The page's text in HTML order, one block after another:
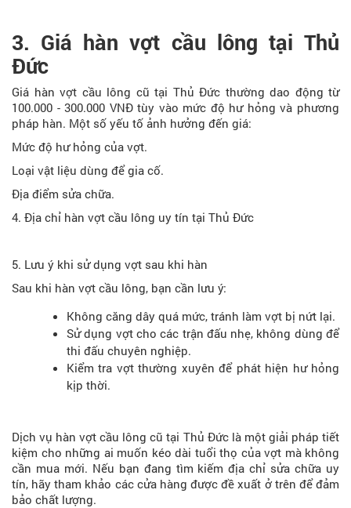
3. Giá hàn vợt cầu lông tại Thủ
Đức
Giá hàn vợt cầu lông cũ tại Thủ Đức thường dao động từ
100.000 - 300.000 VNĐ tùy vào mức độ hư hỏng và phương
pháp hàn. Một số yếu tố ảnh hưởng đến giá:
Mức độ hư hỏng của vợt.
Loại vật liệu dùng để gia cố.
Địa điểm sửa chữa.
4. Địa chỉ hàn vợt cầu lông uy tín tại Thủ Đức
5. Lưu ý khi sử dụng vợt sau khi hàn
Sau khi hàn vợt cầu lông, bạn cần lưu ý:
Không căng dây quá mức, tránh làm vợt bị nứt lại.
Sử dụng vợt cho các trận đấu nhẹ, không dùng để
thi đấu chuyên nghiệp.
Kiểm tra vợt thường xuyên để phát hiện hư hỏng
kịp thời.
Dịch vụ hàn vợt cầu lông cũ tại Thủ Đức là một giải pháp tiết
kiệm cho những ai muốn kéo dài tuổi thọ của vợt mà không
cần mua mới. Nếu bạn đang tìm kiếm địa chỉ sửa chữa uy
tín, hãy tham khảo các cửa hàng được đề xuất ở trên để đảm
bảo chất lượng.